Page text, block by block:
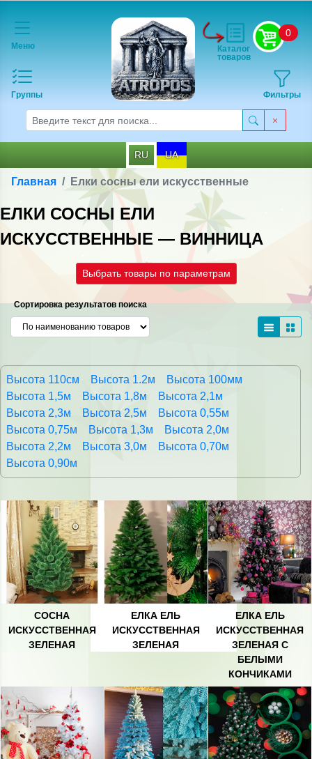
Меню
Группы
0
Фильтры
Каталог
товаров
RU UA
Главная Елки сосны ели искусственные
ЕЛКИ СОСНЫ ЕЛИ
ИСКУССТВЕННЫЕ — ВИННИЦА
Выбрать товары по параметрам
Сортировка результатов поиска
Высота 110см Высота 1.2м
Высота 100мм
Высота 1,5м
Высота 1,8м
Высота 2,1м
Высота 2,3м
Высота 2,5м
Высота 0,55м
Высота 0,75м
Высота 1,3м
Высота 2,0м
Высота 2,2м
Высота 3,0м
Высота 0,70м
Высота 0,90м
СОСНА
ИСКУССТВЕННАЯ
ЗЕЛЕНАЯ
ЕЛКА ЕЛЬ
ИСКУССТВЕННАЯ
ЗЕЛЕНАЯ
ЕЛКА ЕЛЬ
ИСКУССТВЕННАЯ
ЗЕЛЕНАЯ С
БЕЛЫМИ
КОНЧИКАМИ